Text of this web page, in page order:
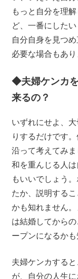
もっと自分を理
ど、一番にした
自分自身を見つ
必要な場合もあり
◆夫婦ケンカ
来るの？
いずれにせよ、
りするだけです
沿って考えてみま
和を重んじる人
もいいでしょう
たか、説明する
かも知れません
は結婚してから
ープンになるかも
夫婦ケンカする
が、自分の人生